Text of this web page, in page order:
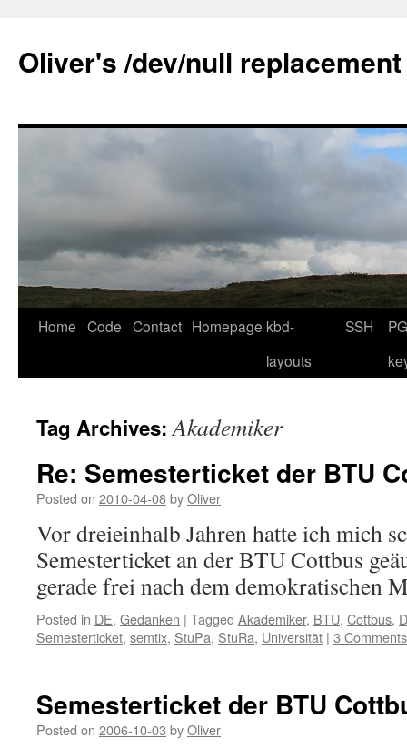
content
Oliver's /dev/null replacement
Home Code Contact Homepage kbd-
layouts
SSH
Tag Archives:Akademiker
Re: Semesterticket der BTU
Posted on 2010-04-08byOliver
Vor dreieinhalb Jahren hatte ich mich
Semesterticket an der BTU Cottbus
gerade frei nach dem demokratischen
Posted in DE, Gedanken | Tagged Akademiker, BTU, Cottbus,
Semesterticket, semtix, StuPa, StuRa, Universität | 3 Comments
Semesterticket der BTU
Posted on 2006-10-03 byOliver